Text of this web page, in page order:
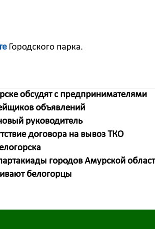
Городского парка.
обсудят с предпринимателями
объявлений
руководитель
договора на вывоз ТКО
городов Амурской
белогорцы